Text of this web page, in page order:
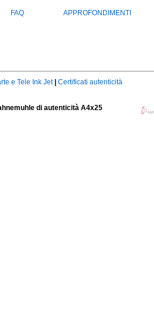
FAQ APPROFONDIMENTI
e Tele Ink Jet Certificati autenticità
di autenticità A4x25